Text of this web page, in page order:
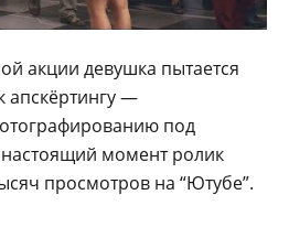
акции девушка пытается
апскёртингу —
под
момент ролик
просмотров на “Ютубе”.